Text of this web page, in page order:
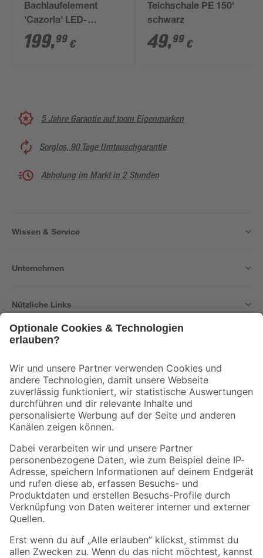
Bachlaufelement
'Cazorla' LED-
Beleuchtung 74 x 34 x
29 cm
199,99 €
Teichschale PE 150'
schwarz
49,99 €
5 Jahre Garantie auf toom Eigenmarken
Sorglos, 90 Tage Umtauschgarantie
Abholung im Markt in 2 Stunden
Wissen & Service
Unternehmen
Nützliche Links
Der toom Newsletter: Keine Angebote und Aktionen mehr verpassen!
Zur Newsletter Anmeldung
Folge uns
Zahlungsarten Versandarten
Sicher einkaufen